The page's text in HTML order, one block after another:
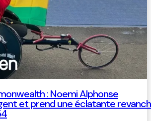
: Noemi Alphonse
et prend une éclatante